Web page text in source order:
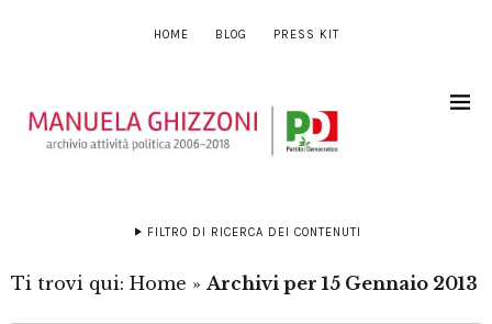
HOME BLOG PRESS KIT
FILTRO DI RICERCA DEI CONTENUTI
Ti trovi qui: Home » Archivi per 15 Gennaio 2013